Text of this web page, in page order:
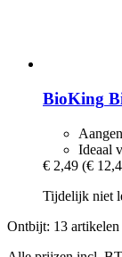
BioKing
Ideaal
€ 2,49 (€
Tijdelijk niet
Ontbijt: 13 artikelen